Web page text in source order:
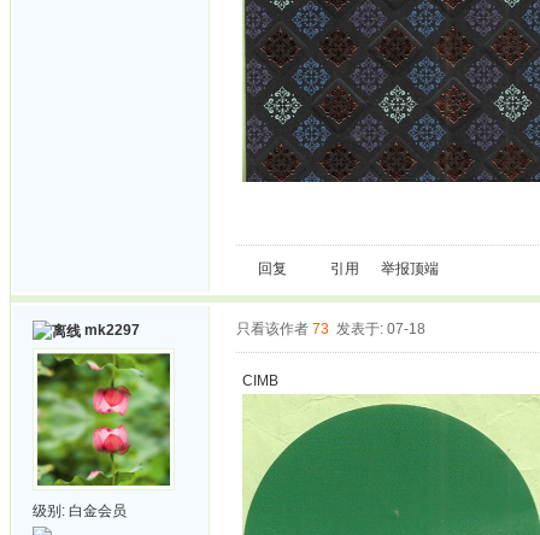
回复 引用 举报顶端
mk2297
级别: 白金会员
只看该作者 73 发表于: 07-18
CIMB